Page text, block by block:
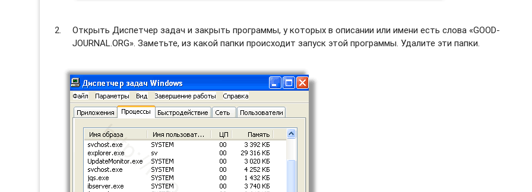
Открыть Диспетчер задач и закрыть программы, у которых в описании или имени есть слова «GOOD-
JOURNAL.ORG». Заметьте, из какой папки происходит запуск этой программы. Удалите эти папки.